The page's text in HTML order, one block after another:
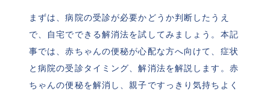
まずは、病院の受診が必要かどうか判断したうえ
で、自宅でできる解消法を試してみましょう。本記
事では、赤ちゃんの便秘が心配な方へ向けて、症状
と病院の受診タイミング、解消法を解説します。赤
ちゃんの便秘を解消し、親子ですっきり気持ちよく